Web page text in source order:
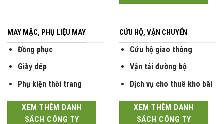
MAY MẶC, PHỤ LIỆU MAY
Đồng phục
Giày dép
Phụ kiện thời trang
XEM THÊM DANH
SÁCH CÔNG TY
CỨU HỘ, VẬN CHUYỂN
Cứu hộ giao thông
Vận tải đường bộ
Dịch vụ cho thuê kho bãi
XEM THÊM DANH
SÁCH CÔNG TY